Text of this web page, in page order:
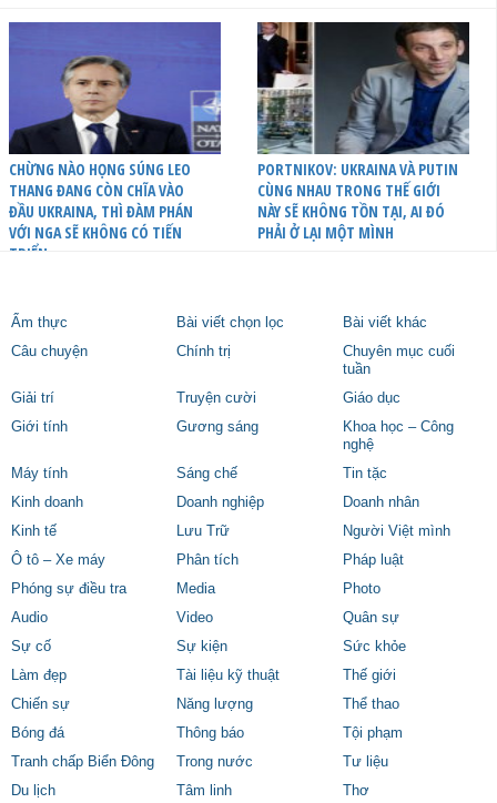
CHỪNG NÀO HỌNG SÚNG LEO
THANG ĐANG CÒN CHĨA VÀO
ĐẦU UKRAINA, THÌ ĐÀM PHÁN
VỚI NGA SẼ KHÔNG CÓ TIẾN
TRIỂN
PORTNIKOV: UKRAINA VÀ PUTIN
CÙNG NHAU TRONG THẾ GIỚI
NÀY SẼ KHÔNG TỒN TẠI, AI ĐÓ
PHẢI Ở LẠI MỘT MÌNH
Ẩm thực Bài viết chọn lọc
Bài viết khác
Câu chuyện
Chính trị
Chuyên mục cuối
tuần
Giải trí
Truyện cười
Giáo dục
Giới tính
Gương sáng
Khoa học – Công
nghệ
Máy tính
Sáng chế
Tin tặc
Kinh doanh
Doanh nghiệp
Doanh nhân
Kinh tế
Lưu Trữ
Người Việt mình
Ô tô – Xe máy
Phân tích
Pháp luật
Phóng sự điều tra
Media
Photo
Audio
Video
Quân sự
Sự cố
Sự kiện
Sức khỏe
Làm đẹp
Tài liệu kỹ thuật
Thế giới
Chiến sự
Năng lượng
Thể thao
Bóng đá
Thông báo
Tội phạm
Tranh chấp Biển Đông
Trong nước
Tư liệu
Du lịch
Tâm linh Thơ